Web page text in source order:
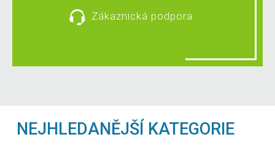
Zákaznická podpora
NEJHLEDANĚJŠÍ KATEGORIE